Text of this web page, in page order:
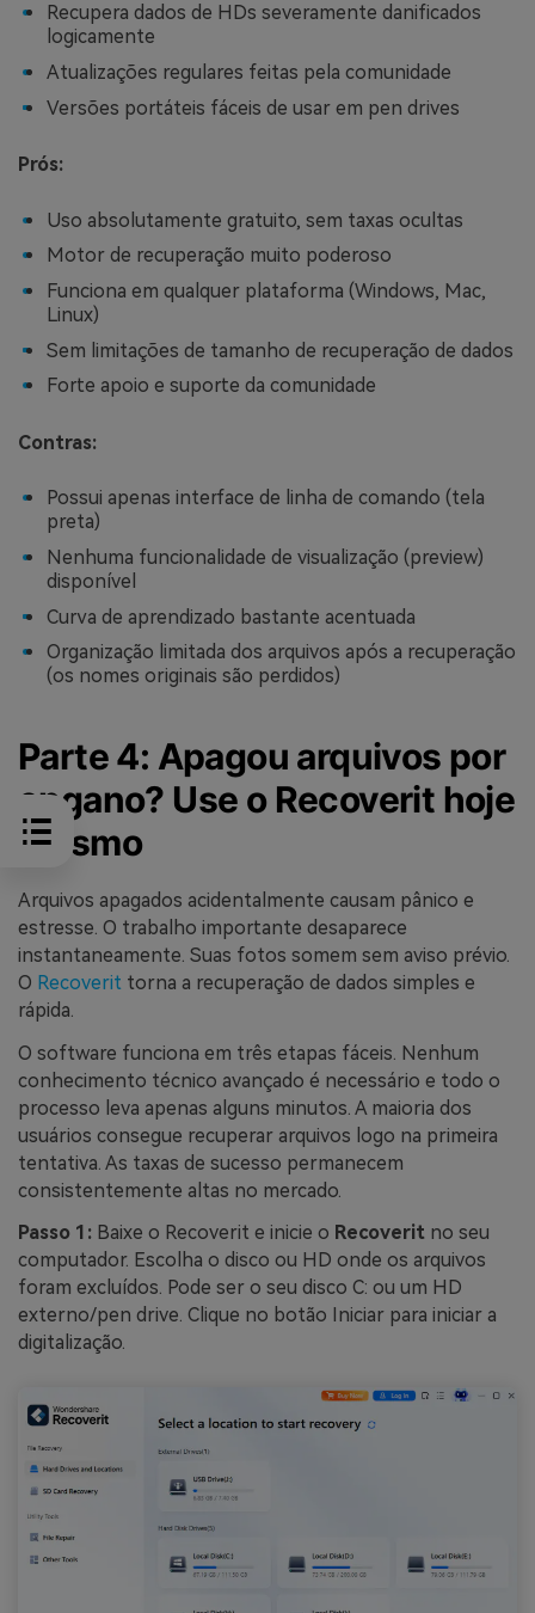
Recupera dados de HDs severamente danificados
logicamente
Atualizações regulares feitas pela comunidade
Versões portáteis fáceis de usar em pen drives
Prós:
Uso absolutamente gratuito, sem taxas ocultas
Motor de recuperação muito poderoso
Funciona em qualquer plataforma (Windows, Mac,
Linux)
Sem limitações de tamanho de recuperação de dados
Forte apoio e suporte da comunidade
Contras:
Possui apenas interface de linha de comando (tela
preta)
Nenhuma funcionalidade de visualização (preview)
disponível
Curva de aprendizado bastante acentuada
Organização limitada dos arquivos após a recuperação
(os nomes originais são perdidos)
Parte 4: Apagou arquivos por
engano? Use o Recoverit hoje
mesmo
Arquivos apagados acidentalmente causam pânico e
estresse. O trabalho importante desaparece
instantaneamente. Suas fotos somem sem aviso prévio.
O Recoverit torna a recuperação de dados simples e
rápida.
O software funciona em três etapas fáceis. Nenhum
conhecimento técnico avançado é necessário e todo o
processo leva apenas alguns minutos. A maioria dos
usuários consegue recuperar arquivos logo na primeira
tentativa. As taxas de sucesso permanecem
consistentemente altas no mercado.
Passo 1: Baixe o Recoverit e inicie o Recoverit no seu
computador. Escolha o disco ou HD onde os arquivos
foram excluídos. Pode ser o seu disco C: ou um HD
externo/pen drive. Clique no botão Iniciar para iniciar a
digitalização.